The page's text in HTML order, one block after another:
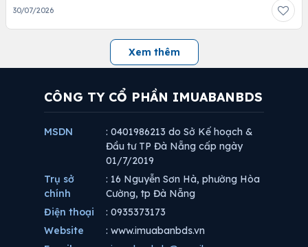
30/07/2026
Xem thêm
CÔNG TY CỔ PHẦN IMUABANBDS
MSDN
: 0401986213 do Sở Kế hoạch &
Đầu tư TP Đà Nẵng cấp ngày
01/7/2019
Trụ sở
chính
: 16 Nguyễn Sơn Hà, phường Hòa
Cường, tp Đà Nẵng
Điện thoại
: 0935373173
Website
: www.imuabanbds.vn